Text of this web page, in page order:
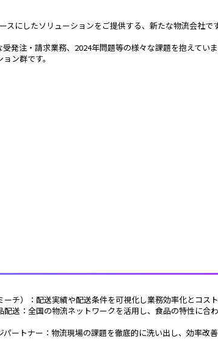
にしたソリューションをご提供する、新たな物流会社です
注・請求業務、2024年問題等の様々な課題を抱えていま
ン群です。
ーチ）：配送実績や配送条件を可視化し業務効率化とコス